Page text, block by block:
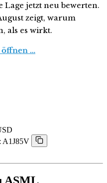
Lage jetzt neu bewerten.
zeigt, warum
als es wirkt.
öffnen …
A1J85V